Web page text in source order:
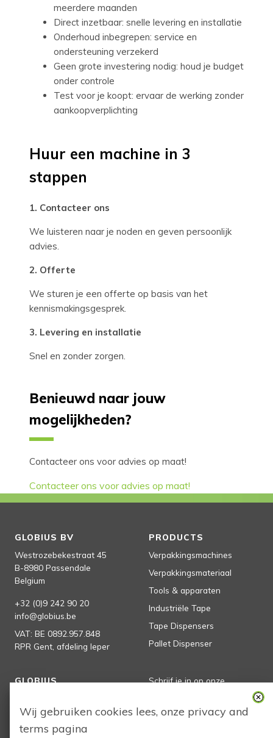
meerdere maanden
Direct inzetbaar: snelle levering en installatie
Onderhoud inbegrepen: service en
ondersteuning verzekerd
Geen grote investering nodig: houd je budget
onder controle
Test voor je koopt: ervaar de werking zonder
aankoopverplichting
Huur een machine in 3
stappen
1. Contacteer ons
We luisteren naar je noden en geven persoonlijk
advies.
2. Offerte
We sturen je een offerte op basis van het
kennismakingsgesprek.
3. Levering en installatie
Snel en zonder zorgen.
Benieuwd naar jouw
mogelijkheden?
Contacteer ons voor advies op maat!
Contacteer ons voor advies op maat!
GLOBIUS BV
Westrozebekestraat 45
B-8980 Passendale
Belgium
+32 (0)9 242 90 20
info@globius.be
VAT: BE 0892.957.848
RPR Gent, afdeling Ieper
PRODUCTS
Verpakkingsmachines
Verpakkingsmateriaal
Tools & apparaten
Industriële Tape
Tape Dispensers
Pallet Dispenser
GLOBIUS
Producten
Globius
Schrijf je in op onze
Wij gebruiken cookies lees, onze privacy and
terms pagina